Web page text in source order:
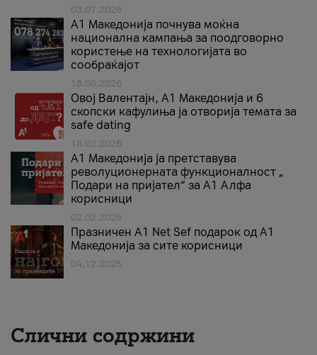
03.07.2026
A1 Македонија почнува моќна
национална кампања за поодговорно
користење на технологијата во
сообраќајот
18.05.2026
Овој Валентајн, A1 Македонија и 6
скопски кафулиња ја отворија темата за
safe dating
16.02.2026
А1 Македонија ја претставува
револуционерната функционалност „
Подари на пријател“ за А1 Алфа
корисници
02.02.2026
Празничен A1 Net Sеf подарок од А1
Македонија за сите корисници
04.12.2025
Слични содржини